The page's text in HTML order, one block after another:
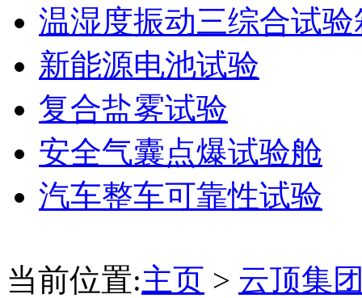
温湿度振动三综合试验
新能源电池试验
复合盐雾试验
安全气囊点爆试验舱
汽车整车可靠性试验
当前位置:主页 > 云顶集